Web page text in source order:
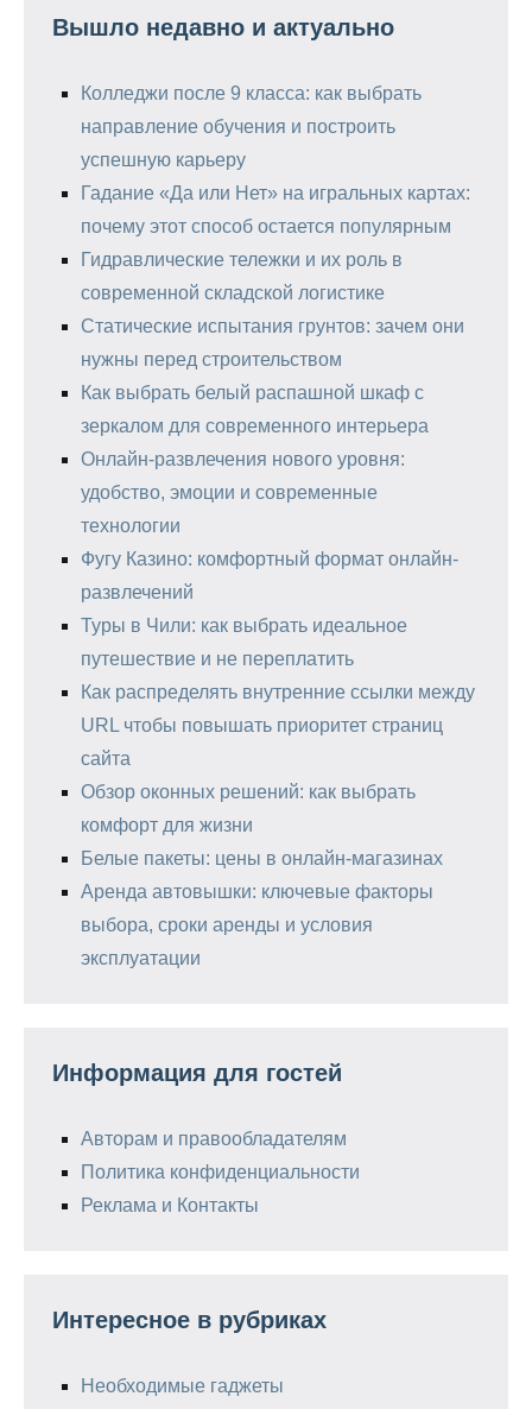
Вышло недавно и актуально
Колледжи после 9 класса: как выбрать
направление обучения и построить
успешную карьеру
Гадание «Да или Нет» на игральных картах:
почему этот способ остается популярным
Гидравлические тележки и их роль в
современной складской логистике
Статические испытания грунтов: зачем они
нужны перед строительством
Как выбрать белый распашной шкаф с
зеркалом для современного интерьера
Онлайн-развлечения нового уровня:
удобство, эмоции и современные
технологии
Фугу Казино: комфортный формат онлайн-
развлечений
Туры в Чили: как выбрать идеальное
путешествие и не переплатить
Как распределять внутренние ссылки между
URL чтобы повышать приоритет страниц
сайта
Обзор оконных решений: как выбрать
комфорт для жизни
Белые пакеты: цены в онлайн-магазинах
Аренда автовышки: ключевые факторы
выбора, сроки аренды и условия
эксплуатации
Информация для гостей
Авторам и правообладателям
Политика конфиденциальности
Реклама и Контакты
Интересное в рубриках
Необходимые гаджеты